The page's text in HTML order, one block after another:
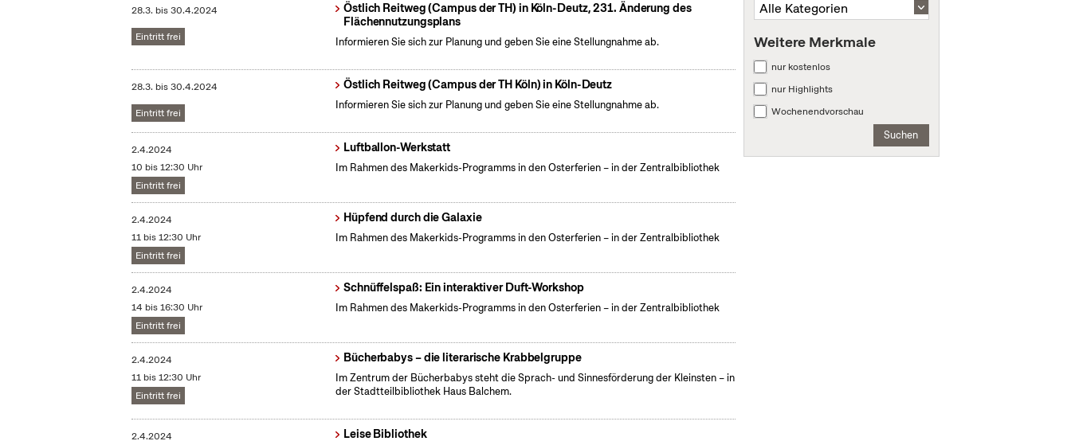
28.3. bis30.4.2024
Eintritt frei
Östlich Reitweg (Campus der TH) in Köln-Deutz, 231. Änderung des
Flächennutzungsplans
Informieren Sie sich zur Planung und geben Sie eine Stellungnahme ab.
28.3. bis30.4.2024
Eintritt frei
Östlich Reitweg (Campus der TH Köln) in Köln-Deutz
Informieren Sie sich zur Planung und geben Sie eine Stellungnahme ab.
2.4.2024
10 bis 12:30 Uhr
Eintritt frei
Luftballon-Werkstatt
Im Rahmen des Makerkids-Programms in den Osterferien – in der Zentralbibliothek
2.4.2024
11 bis 12:30 Uhr
Eintritt frei
Hüpfend durch die Galaxie
Im Rahmen des Makerkids-Programms in den Osterferien – in der Zentralbibliothek
2.4.2024
14 bis 16:30 Uhr
Eintritt frei
Schnüffelspaß: Ein interaktiver Duft-Workshop
Im Rahmen des Makerkids-Programms in den Osterferien – in der Zentralbibliothek
2.4.2024
11 bis 12:30 Uhr
Eintritt frei
Bücherbabys – die literarische Krabbelgruppe
Im Zentrum der Bücherbabys steht die Sprach- und Sinnesförderung der Kleinsten – in
der Stadtteilbibliothek Haus Balchem.
2.4.2024 Leise Bibliothek
Weitere Merkmale
nur kostenlos
nur Highlights
Wochenendvorschau
Suchen